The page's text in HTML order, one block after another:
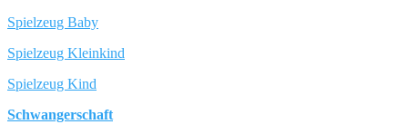
Spielzeug Baby
Spielzeug Kleinkind
Spielzeug Kind
Schwangerschaft